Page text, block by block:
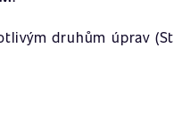
druhům úprav